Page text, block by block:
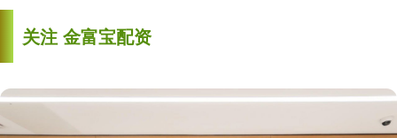
关注 金富宝配资